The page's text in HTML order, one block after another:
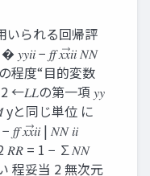
いられる回帰評
− 𝑓𝑓 𝑥𝑥⃗𝑖𝑖 𝑁𝑁
程度“目的変数
←𝐿𝐿の第一項 𝑦𝑦
同じ単位 に
𝑥𝑥⃗𝑖𝑖 | 𝑁𝑁 𝑖𝑖
2 𝑅𝑅 = 1 − ∑𝑁𝑁
程妥当 2 無次元